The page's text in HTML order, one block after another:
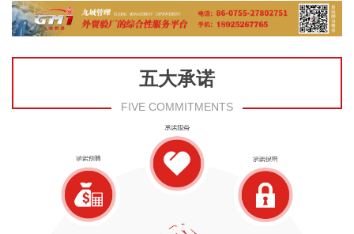
五大承诺
FIVE COMMITMENTS